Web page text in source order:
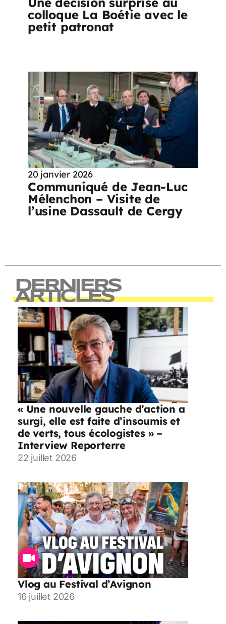
colloque La Boétie avec le
petit patronat
20 janvier 2026
Communiqué de Jean-Luc
Mélenchon – Visite de
l’usine Dassault de Cergy
DERNIERS
ARTICLES
« Une nouvelle gauche d’action a
surgi, elle est faite d’insoumis et
de verts, tous écologistes » –
Interview Reporterre
22 juillet 2026
Vlog au Festival d’Avignon
16 juillet 2026